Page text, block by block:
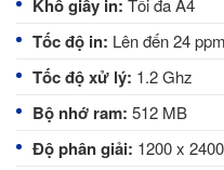
Khổ giấy in:
Tốc độ in: Lên đến 24
Tốc độ xử lý: 1.2 Ghz
Bộ nhớ ram: 512 MB
Độ phân giải: 1200 x